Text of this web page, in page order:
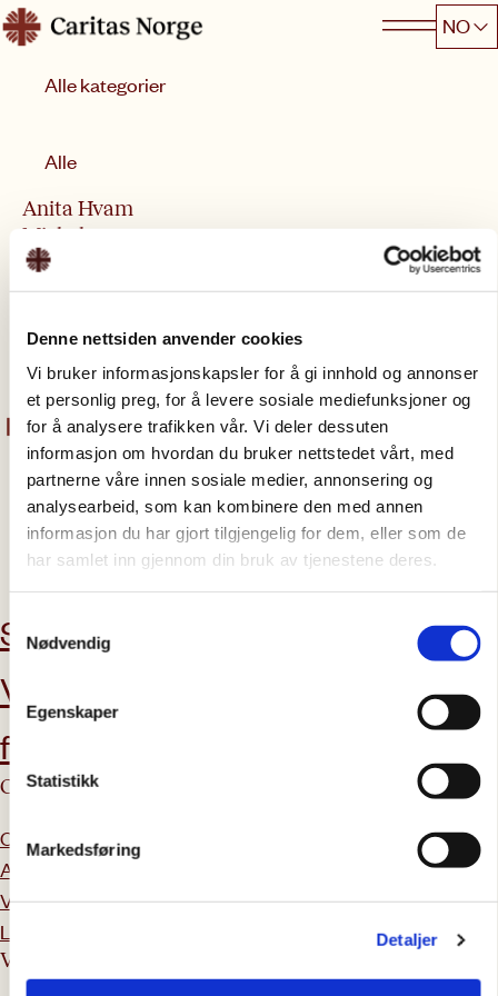
Denne nettsiden anvender cookies
Vi bruker informasjonskapsler for å gi innhold og annonser
et personlig preg, for å levere sosiale mediefunksjoner og
for å analysere trafikken vår. Vi deler dessuten
informasjon om hvordan du bruker nettstedet vårt, med
partnerne våre innen sosiale medier, annonsering og
analysearbeid, som kan kombinere den med annen
informasjon du har gjort tilgjengelig for dem, eller som de
har samlet inn gjennom din bruk av tjenestene deres.
Samtykkevalg
Nødvendig
Egenskaper
Statistikk
Markedsføring
Detaljer
Hopp
til
innhold
Caritas
NO
Alle
Anita Hvam
Michelsen
Seniorrådgiver
(Permisjon)
anita.michelsen@
abonner på nyhetsbrev
Støtt oss
Vil du bli
frivillig?
Kontakt oss
Om Caritas
Om oss
Ansatte
Vårt arbeid
Ledig stillinger
Veiledning og rettshjelp
Enfase
Våre rutiner